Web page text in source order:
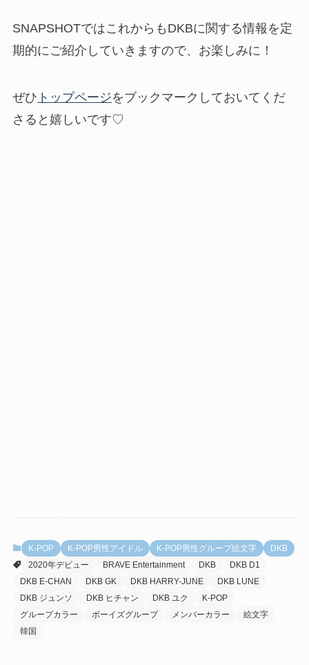
SNAPSHOTではこれからもDKBに関する情報を定
期的にご紹介していきますので、お楽しみに！
ぜひ トップページをブックマークしておいてくだ
さると嬉しいです♡
K-POP K-POP男性アイドル K-POP男性グループ絵文字
DKB
2020年デビュー
BRAVE Entertainment DKB
DKB D1
DKB E-CHAN
DKB GK DKB HARRY-JUNE
DKB LUNE
DKB ジュンソ
DKB ヒチャン DKB ユク
K-POP
グループカラー
ボーイズグループ メンバーカラー
絵文字
韓国